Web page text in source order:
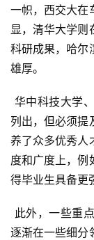
一帜，西交大在
显，清华大学则
科研成果，哈尔
雄厚。
列出，但必须提
养了众多优秀人
度和广度上，例
得毕业生具备更
逐渐在一些细分